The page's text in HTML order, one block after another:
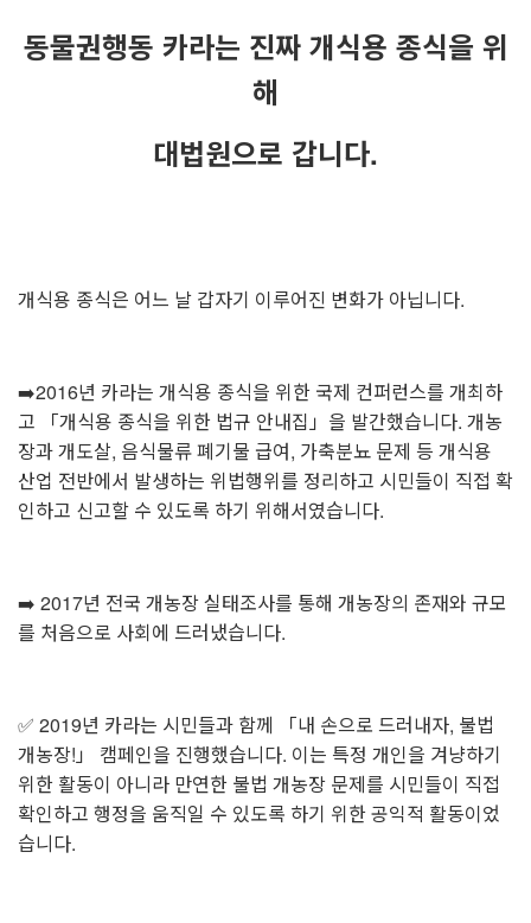
동물권행동 카라는 진짜 개식용 종식을 위
해
대법원으로 갑니다.
개식용 종식은 어느 날 갑자기 이루어진 변화가 아닙니다.
➡️2016년 카라는 개식용 종식을 위한 국제 컨퍼런스를 개최하
고 「개식용 종식을 위한 법규 안내집」을 발간했습니다. 개농
장과 개도살, 음식물류 폐기물 급여, 가축분뇨 문제 등 개식용
산업 전반에서 발생하는 위법행위를 정리하고 시민들이 직접 확
인하고 신고할 수 있도록 하기 위해서였습니다.
➡️ 2017년 전국 개농장 실태조사를 통해 개농장의 존재와 규모
를 처음으로 사회에 드러냈습니다.
✅️ 2019년 카라는 시민들과 함께 「내 손으로 드러내자, 불법
개농장!」 캠페인을 진행했습니다. 이는 특정 개인을 겨냥하기
위한 활동이 아니라 만연한 불법 개농장 문제를 시민들이 직접
확인하고 행정을 움직일 수 있도록 하기 위한 공익적 활동이었
습니다.